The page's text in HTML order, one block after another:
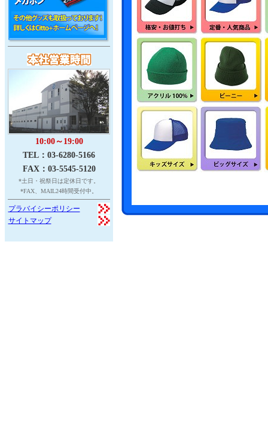
10:00～19:00
TEL：03-6280-5166
FAX：03-5545-5120
*土日・祝祭日は定休日です。
*FAX、MAIL24時間受付中。
プラバイシーポリシー
サイトマップ